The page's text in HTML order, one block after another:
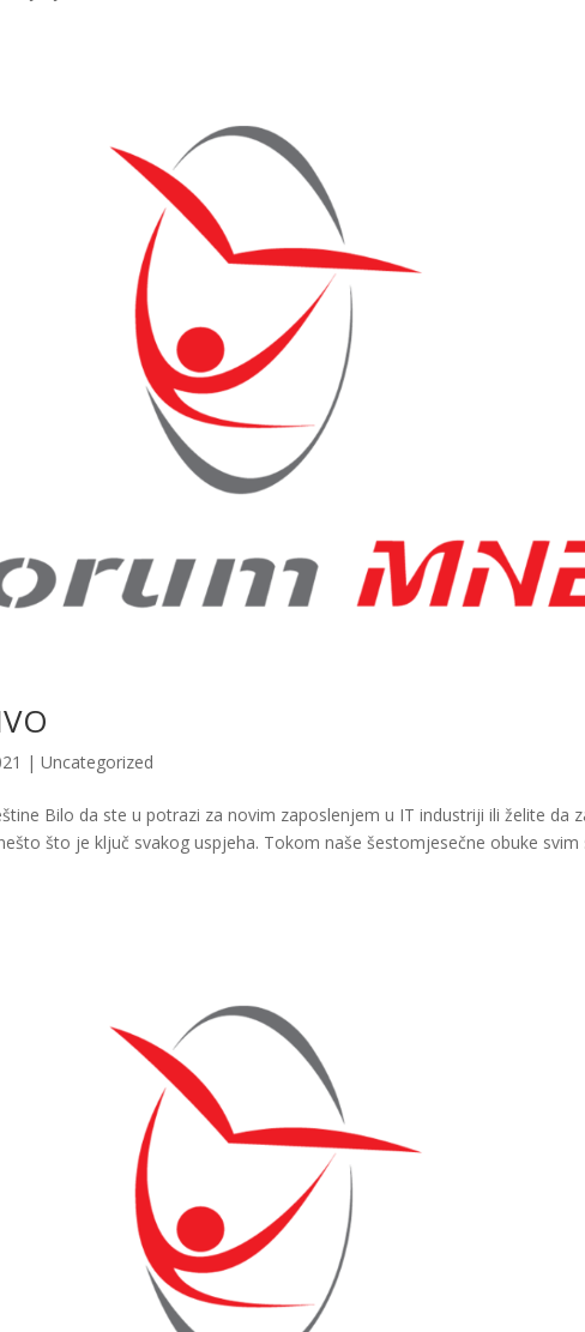
|Uncategorized
Bilo da ste u potrazi za novim zaposlenjem u IT industriji ili želite da
što je ključ svakog uspjeha. Tokom naše šestomjesečne obuke